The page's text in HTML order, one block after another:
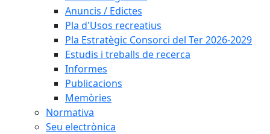
Anuncis / Edictes
Pla d'Usos recreatius
Pla Estratègic Consorci del Ter 2026-2029
Estudis i treballs de recerca
Informes
Publicacions
Memòries
Normativa
Seu electrònica